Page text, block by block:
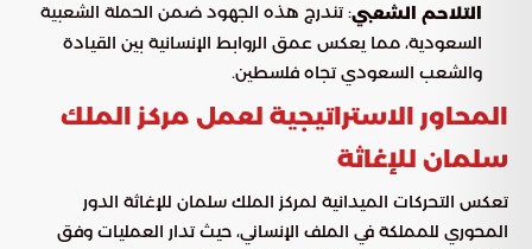
التلاحم الشعبي: تندرج هذه الجهود ضمن الحملة الشعبية
السعودية، مما يعكس عمق الروابط الإنسانية بين القيادة
والشعب السعودي تجاه فلسطين.
المحاور الاستراتيجية لعمل مركز الملك
سلمان للإغاثة
تعكس التحركات الميدانية لمركز الملك سلمان للإغاثة الدور
المحوري للمملكة في الملف الإنساني، حيث تدار العمليات وفق